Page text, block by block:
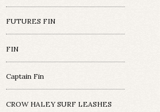
FUTURES FIN
FIN
Captain Fin
CROW HALEY SURF LEASHES